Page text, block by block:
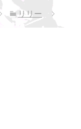
リリー